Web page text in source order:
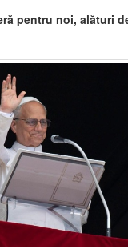
pentru noi, alături